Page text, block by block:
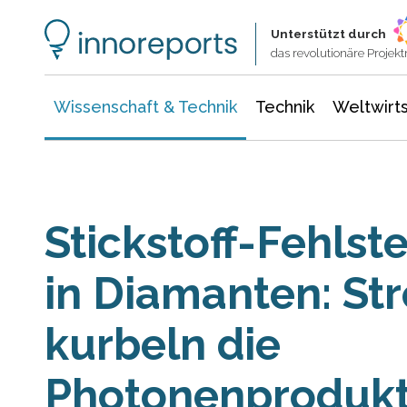
Unterstützt durch
das revolutionäre
Wissenschaft & Technik Technik
Stickstoff-
in Diamanten:
kurbeln die